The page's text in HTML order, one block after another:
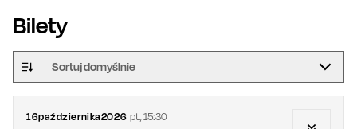
Bilety
Sortuj domyślnie
16października2026 pt.,15:30